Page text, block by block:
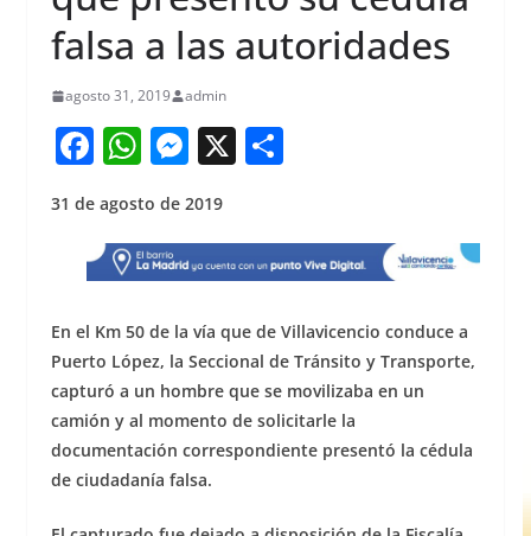
falsa a las autoridades
agosto 31, 2019 admin
F
c
e
b
o
o
k
W
at
s
A
p
p
M
ss
e
n
g
er
X S
e
31 de agosto de 2019
En el Km 50 de la vía que de Villavicencio conduce a
Puerto López, la Seccional de Tránsito y Transporte,
capturó a un hombre que se movilizaba en un
camión y al momento de solicitarle la
documentación correspondiente presentó la cédula
de ciudadanía falsa.